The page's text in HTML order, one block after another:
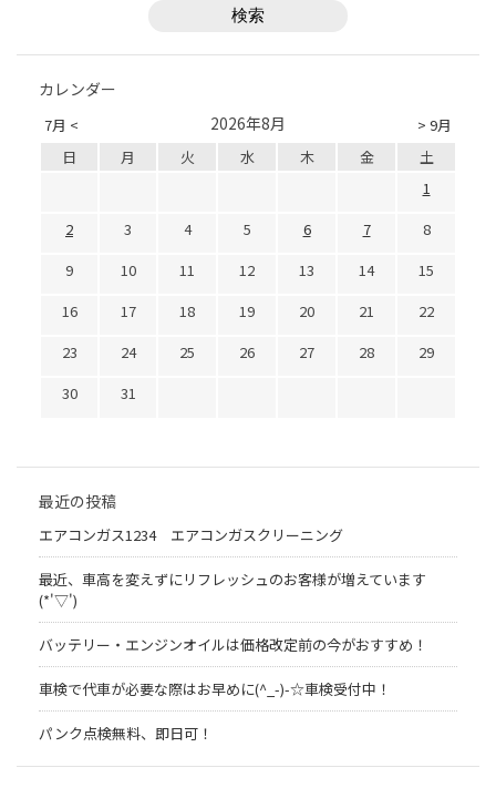
カレンダー
7月 < > 9月
2026年8月
日 月 火 水 木 金
土
1
2
3 4 5 6 7
8
9
10 11 12 13 14
15
16
17 18 19 20 21
22
23
24 25 26 27 28
29
30
31
最近の投稿
エアコンガス1234 エアコンガスクリーニング
最近、車高を変えずにリフレッシュのお客様が増えています
(*'▽')
バッテリー・エンジンオイルは価格改定前の今がおすすめ！
車検で代車が必要な際はお早めに(^_-)-☆車検受付中！
パンク点検無料、即日可！